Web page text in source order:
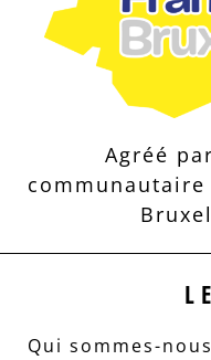
Agréé
Qui sommes-